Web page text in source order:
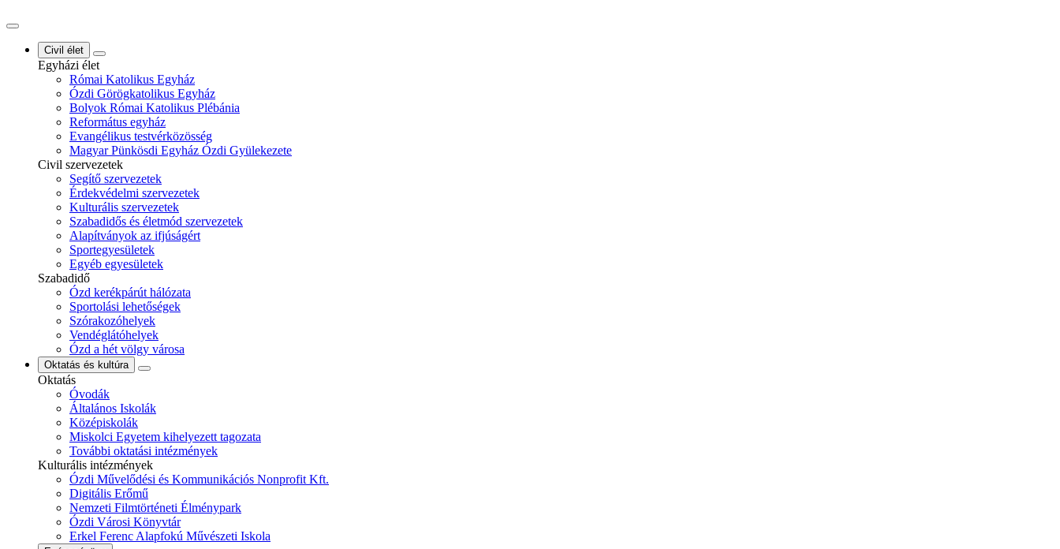
Civil élet
Egyházi élet
Római Katolikus Egyház
Ózdi Görögkatolikus Egyház
Bolyok Római Katolikus Plébánia
Református egyház
Evangélikus testvérközösség
Magyar Pünkösdi Egyház Ózdi Gyülekezete
Civil szervezetek
Segítő szervezetek
Érdekvédelmi szervezetek
Kulturális szervezetek
Szabadidős és életmód szervezetek
Alapítványok az ifjúságért
Sportegyesületek
Egyéb egyesületek
Szabadidő
Ózd kerékpárút hálózata
Sportolási lehetőségek
Szórakozóhelyek
Vendéglátóhelyek
Ózd a hét völgy városa
Oktatás és kultúra
Oktatás
Óvodák
Általános Iskolák
Középiskolák
Miskolci Egyetem kihelyezett tagozata
További oktatási intézmények
Kulturális intézmények
Ózdi Művelődési és Kommunikációs Nonprofit Kft.
Digitális Erőmű
Nemzeti Filmtörténeti Élménypark
Ózdi Városi Könyvtár
Erkel Ferenc Alapfokú Művészeti Iskola